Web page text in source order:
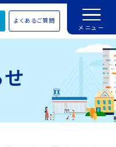
よくあるご質問